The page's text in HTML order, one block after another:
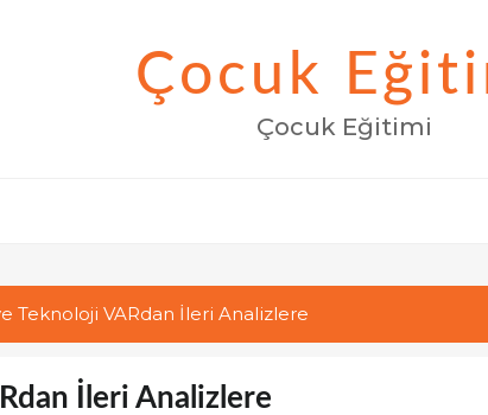
Çocuk
Çocuk Eğitimi
Teknoloji VARdan İleri Analizlere
İleri Analizlere